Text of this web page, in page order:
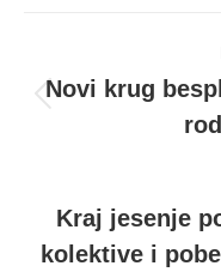
Novi krug
Kraj jesenje
kolektive i